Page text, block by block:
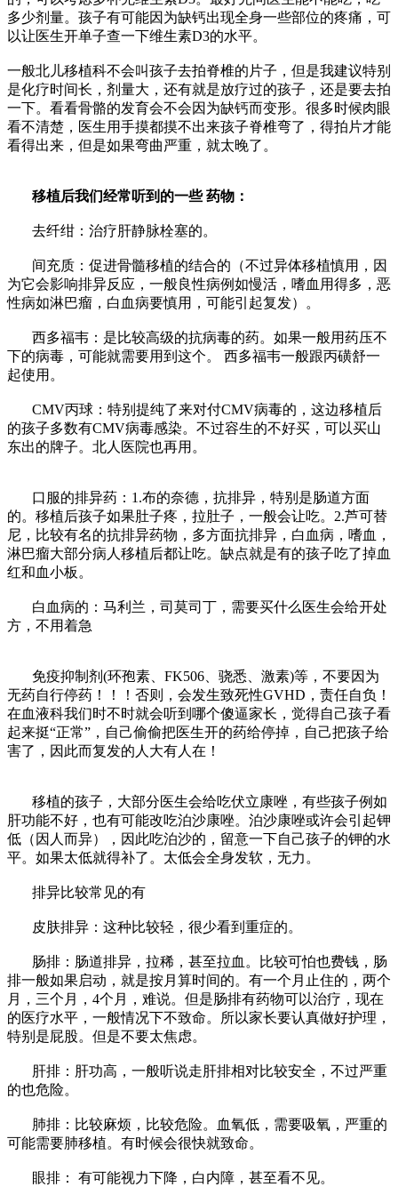
多少剂量。孩子有可能因为缺钙出现全身一些部位的疼痛，可
以让医生开单子查一下维生素D3的水平。
一般北儿移植科不会叫孩子去拍脊椎的片子，但是我建议特别
是化疗时间长，剂量大，还有就是放疗过的孩子，还是要去拍
一下。看看骨骼的发育会不会因为缺钙而变形。很多时候肉眼
看不清楚，医生用手摸都摸不出来孩子脊椎弯了，得拍片才能
看得出来，但是如果弯曲严重，就太晚了。
移植后我们经常听到的一些 药物：
去纤绀：治疗肝静脉栓塞的。
间充质：促进骨髓移植的结合的（不过异体移植慎用，因
为它会影响排异反应，一般良性病例如慢活，嗜血用得多，恶
性病如淋巴瘤，白血病要慎用，可能引起复发）。
西多福韦：是比较高级的抗病毒的药。如果一般用药压不
下的病毒，可能就需要用到这个。 西多福韦一般跟丙磺舒一
起使用。
CMV丙球：特别提纯了来对付CMV病毒的，这边移植后
的孩子多数有CMV病毒感染。不过容生的不好买，可以买山
东出的牌子。北人医院也再用。
口服的排异药：1.布的奈德，抗排异，特别是肠道方面
的。移植后孩子如果肚子疼，拉肚子，一般会让吃。2.芦可替
尼，比较有名的抗排异药物，多方面抗排异，白血病，嗜血，
淋巴瘤大部分病人移植后都让吃。缺点就是有的孩子吃了掉血
红和血小板。
白血病的：马利兰，司莫司丁，需要买什么医生会给开处
方，不用着急
免疫抑制剂(环孢素、FK506、骁悉、激素)等，不要因为
无药自行停药！！！否则，会发生致死性GVHD，责任自负！
在血液科我们时不时就会听到哪个傻逼家长，觉得自己孩子看
起来挺“正常”，自己偷偷把医生开的药给停掉，自己把孩子给
害了，因此而复发的人大有人在！
移植的孩子，大部分医生会给吃伏立康唑，有些孩子例如
肝功能不好，也有可能改吃泊沙康唑。泊沙康唑或许会引起钾
低（因人而异），因此吃泊沙的，留意一下自己孩子的钾的水
平。如果太低就得补了。太低会全身发软，无力。
排异比较常见的有
皮肤排异：这种比较轻，很少看到重症的。
肠排：肠道排异，拉稀，甚至拉血。比较可怕也费钱，肠
排一般如果启动，就是按月算时间的。有一个月止住的，两个
月，三个月，4个月，难说。但是肠排有药物可以治疗，现在
的医疗水平，一般情况下不致命。所以家长要认真做好护理，
特别是屁股。但是不要太焦虑。
肝排：肝功高，一般听说走肝排相对比较安全，不过严重
的也危险。
肺排：比较麻烦，比较危险。血氧低，需要吸氧，严重的
可能需要肺移植。有时候会很快就致命。
眼排： 有可能视力下降，白内障，甚至看不见。